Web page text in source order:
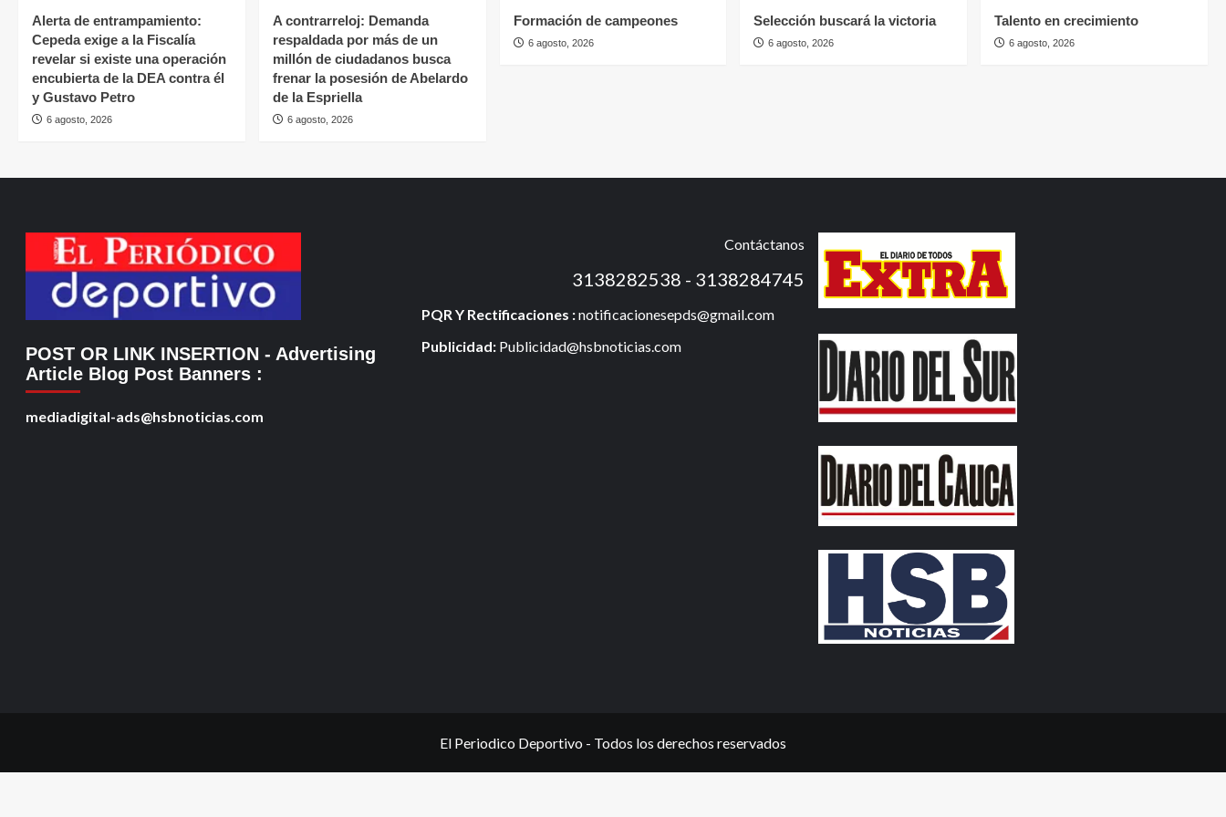
Alerta de entrampamiento:
Cepeda exige a la Fiscalía
revelar si existe una operación
encubierta de la DEA contra él
y Gustavo Petro
6 agosto, 2026
A contrarreloj: Demanda
respaldada por más de un
millón de ciudadanos busca
frenar la posesión de Abelardo
de la Espriella
6 agosto, 2026
Formación de campeones
6 agosto, 2026
Selección buscará la victoria
6 agosto, 2026
Talento en crecimiento
6 agosto, 2026
POST OR LINK INSERTION - Advertising
Article Blog Post Banners :
mediadigital-ads@hsbnoticias.com
Contáctanos
3138282538 - 3138284745
PQR Y Rectificaciones :notificacionesepds@gmail.com
Publicidad: Publicidad@hsbnoticias.com